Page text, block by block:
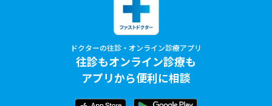
ドクターの往診・オンライン診療アプリ
往診もオンライン診療も
アプリから便利に相談